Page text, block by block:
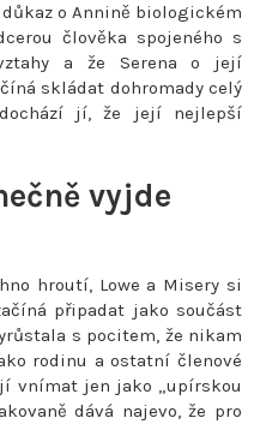
o Annině biologickém
člověka spojeného s
a že Serena o její
skládat dohromady celý
jí, že její nejlepší
vyjde
hroutí, Lowe a Misery si
připadat jako součást
s pocitem, že nikam
rodinu a ostatní členové
vnímat jen jako „upírskou
dává najevo, že pro